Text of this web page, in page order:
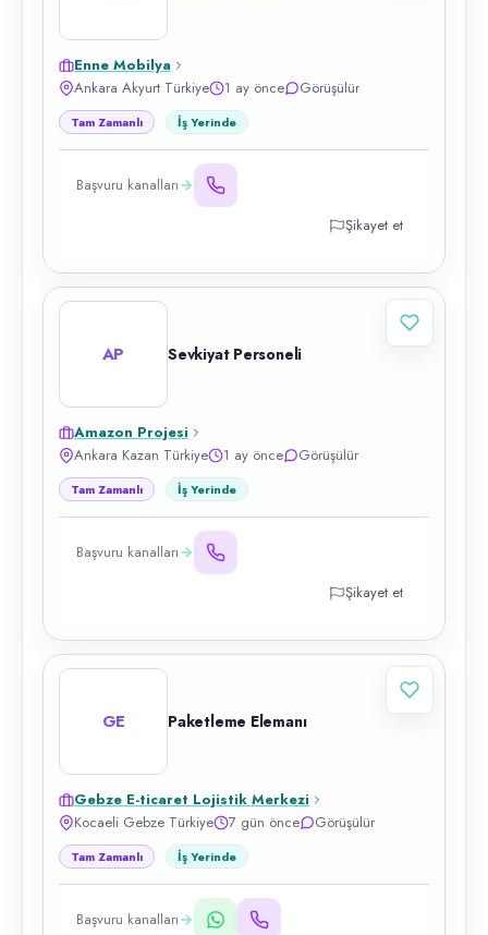
Enne Mobilya
Ankara Akyurt Türkiye
1 ay önce Görüşülür
Tam Zamanlı İş Yerinde
Başvuru kanalları
Şikayet et
AP Sevkiyat Personeli
Amazon Projesi
Ankara Kazan Türkiye
1 ay önce Görüşülür
Tam Zamanlı İş Yerinde
Başvuru kanalları
Şikayet et
GE Paketleme Elemanı
Gebze E-ticaret Lojistik Merkezi
Kocaeli Gebze Türkiye
7 gün önce Görüşülür
Tam Zamanlı İş Yerinde
Başvuru kanalları